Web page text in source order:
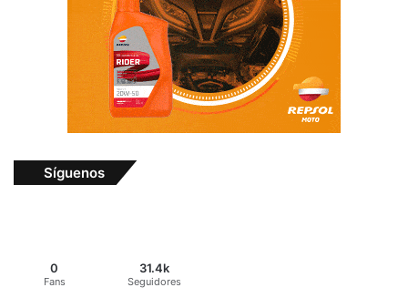
Síguenos
0
Fans
31.4k
Seguidores